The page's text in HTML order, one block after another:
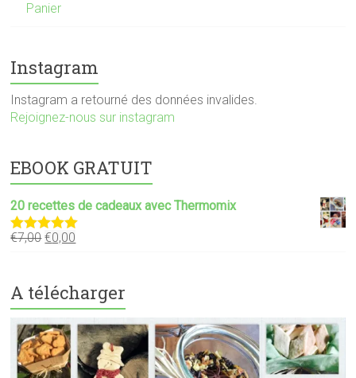
Panier
Instagram
Instagram a retourné des données invalides.
Rejoignez-nous sur instagram
EBOOK GRATUIT
20 recettes de cadeaux avec Thermomix
Note5.00
€7,00 €0,00
A télécharger